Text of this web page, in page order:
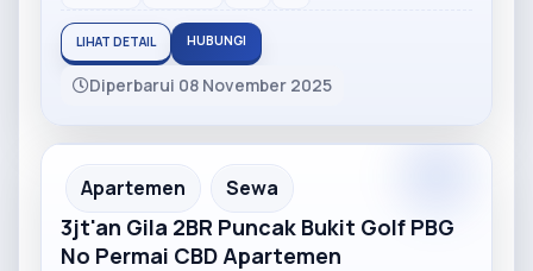
LIHAT DETAIL HUBUNGI
Diperbarui 08 November 2025
Partner Ad
Apartemen Sewa
3jt'an Gila 2BR Puncak Bukit Golf PBG
No Permai CBD Apartemen